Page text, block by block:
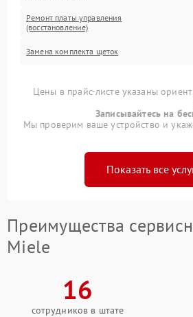
Ремонт платы управления
(восстановление)
Замена комплекта щеток
Цены в прайс-листе указаны
Записывайтесь на
Мы проверим ваше устройство и
Показать все
Преимущества
Miele
16
сотрудников в штате